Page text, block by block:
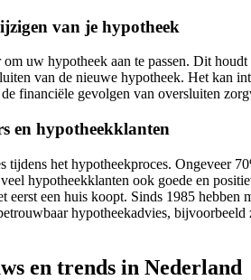
van je hypotheek
uw hypotheek aan te passen. Dit
van de nieuwe hypotheek. Het kan
financiële gevolgen van oversluiten
en hypotheekklanten
tijdens het hypotheekproces. Ongeveer
veel hypotheekklanten ook goede en
een huis koopt. Sinds 1985
hypotheekadvies,
en trends in Nederland